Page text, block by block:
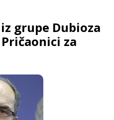
grupe Dubioza
za